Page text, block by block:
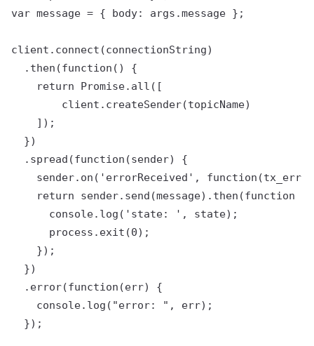
var message = { body: args.message };
client.connect(connectionString)
  .then(function() {
    return Promise.all([
        client.createSender(topicName)
    ]);
  })
  .spread(function(sender) {
sender.on('errorReceived',
return sender.send(message).then(function
      console.log('state: ', state);
      process.exit(0);
    });
  })
  .error(function(err) {
    console.log("error: ", err);